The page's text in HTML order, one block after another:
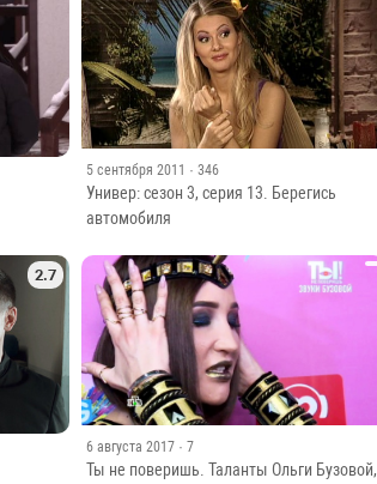
5 сентября 2011 · 346
Универ: сезон 3, серия 13. Берегись
автомобиля
2.7
6 августа 2017 · 7
Ты не поверишь. Таланты Ольги Бузовой,